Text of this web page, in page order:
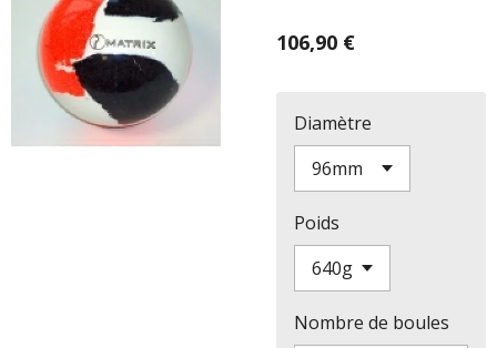
106,90 €
Diamètre
Poids
Nombre de boules